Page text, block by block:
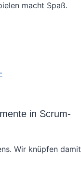
macht Spaß.
in Scrum-
Wir knüpfen damit